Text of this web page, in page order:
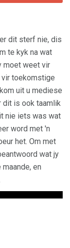
dit sterf nie, dis
te kyk na wat
moet weet vir
vir toekomstige
uit u mediese
dit is ook taamlik
nie iets was wat
word met 'n
het. Om met
wat jy
en